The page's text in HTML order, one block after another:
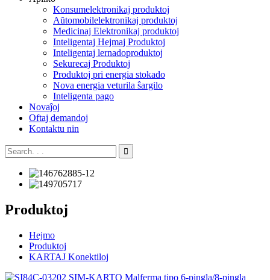
Konsumelektronikaj produktoj
Aŭtomobilelektronikaj produktoj
Medicinaj Elektronikaj produktoj
Inteligentaj Hejmaj Produktoj
Inteligentaj lernadoproduktoj
Sekurecaj Produktoj
Produktoj pri energia stokado
Nova energia veturila ŝargilo
Inteligenta pago
Novaĵoj
Oftaj demandoj
Kontaktu nin
Produktoj
Hejmo
Produktoj
KARTAJ Konektiloj